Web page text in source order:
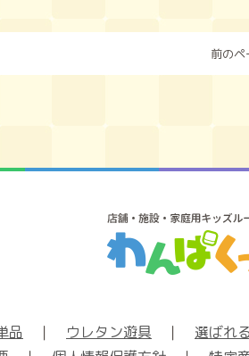
前のペ
品 ｜ ウレタン遊具 ｜ 選ばれ